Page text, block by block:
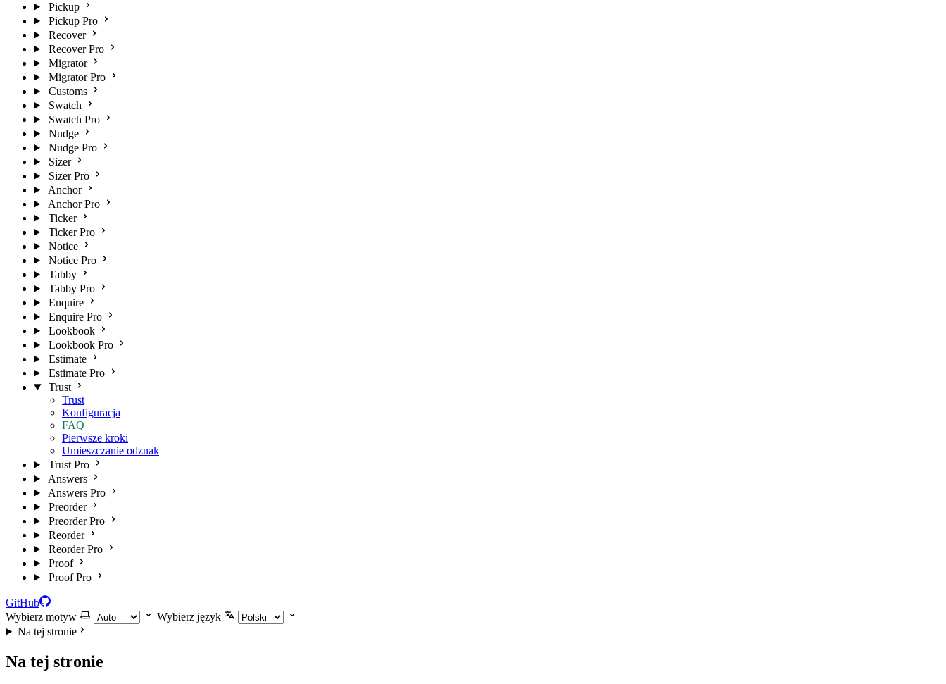
Pickup
Pickup Pro
Recover
Recover Pro
Migrator
Migrator Pro
Customs
Swatch
Swatch Pro
Nudge
Nudge Pro
Sizer
Sizer Pro
Anchor
Anchor Pro
Ticker
Ticker Pro
Notice
Notice Pro
Tabby
Tabby Pro
Enquire
Enquire Pro
Lookbook
Lookbook Pro
Estimate
Estimate Pro
Trust
Trust
Konfiguracja
FAQ
Pierwsze kroki
Umieszczanie odznak
Trust Pro
Answers
Answers Pro
Preorder
Preorder Pro
Reorder
Reorder Pro
Proof
Proof Pro
GitHub
Wybierz motyw
Wybierz język
Na tej stronie
Na tej stronie